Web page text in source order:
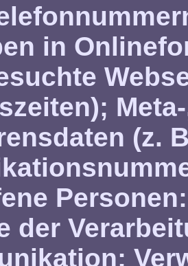
in
(z.
Personen:
der